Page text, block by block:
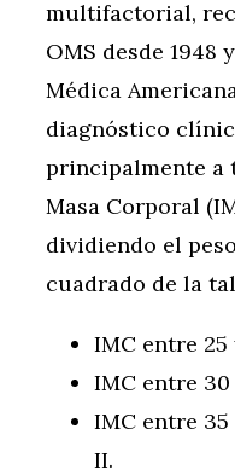
multifactorial,
OMS desde 1948
Médica
diagnóstico
principalmente a
Masa Corporal
dividiendo el
cuadrado de la
IMC entre 25
IMC entre
IMC entre
II.